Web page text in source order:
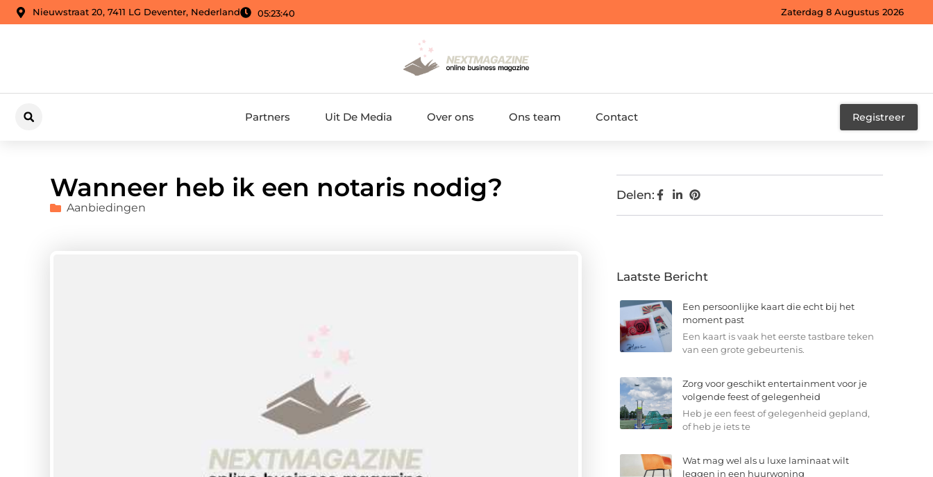
Nieuwstraat 20, 7411 LG Deventer, Nederland 05:23:42 Zaterdag 8 Augustus 2026
Partners Uit De Media Over ons Ons team Contact Registreer
Wanneer heb ik een notaris nodig?
Aanbiedingen
Delen:
Laatste Bericht
Een persoonlijke kaart die echt bij het
moment past
Een kaart is vaak het eerste tastbare teken
van een grote gebeurtenis.
Zorg voor geschikt entertainment voor je
volgende feest of gelegenheid
Heb je een feest of gelegenheid gepland,
of heb je iets te
Wat mag wel als u luxe laminaat wilt
leggen in een huurwoning